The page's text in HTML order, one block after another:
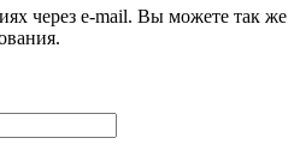
через e-mail. Вы можете так же